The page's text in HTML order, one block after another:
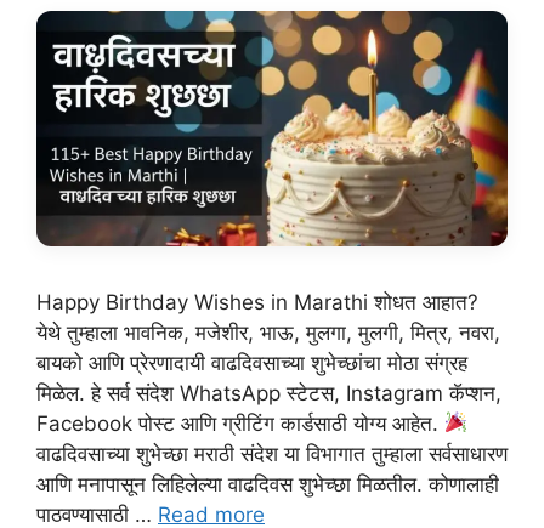
Happy Birthday Wishes in Marathi शोधत आहात?
येथे तुम्हाला भावनिक, मजेशीर, भाऊ, मुलगा, मुलगी, मित्र, नवरा,
बायको आणि प्रेरणादायी वाढदिवसाच्या शुभेच्छांचा मोठा संग्रह
मिळेल. हे सर्व संदेश WhatsApp स्टेटस, Instagram कॅप्शन,
Facebook पोस्ट आणि ग्रीटिंग कार्डसाठी योग्य आहेत.
वाढदिवसाच्या शुभेच्छा मराठी संदेश या विभागात तुम्हाला सर्वसाधारण
आणि मनापासून लिहिलेल्या वाढदिवस शुभेच्छा मिळतील. कोणालाही
पाठवण्यासाठी … Read more